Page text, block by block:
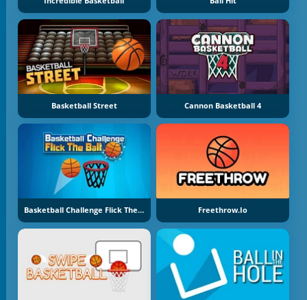
Basketball Street Cannon Basketball 4
Basketball Challenge Flick The Ball Freethrow.io